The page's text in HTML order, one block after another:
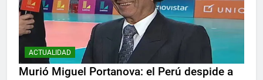
ACTUALIDAD
Murió Miguel Portanova: el Perú despide a